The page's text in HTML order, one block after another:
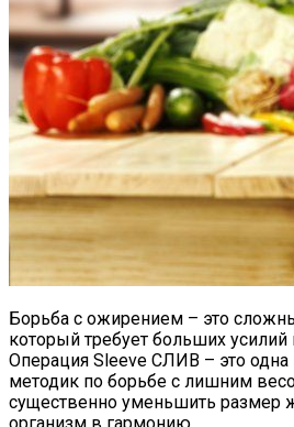
Борьба с ожирением – это
который требует больших усилий
Операция Sleeve СЛИВ – это
методик по борьбе с лишним
существенно уменьшить размер